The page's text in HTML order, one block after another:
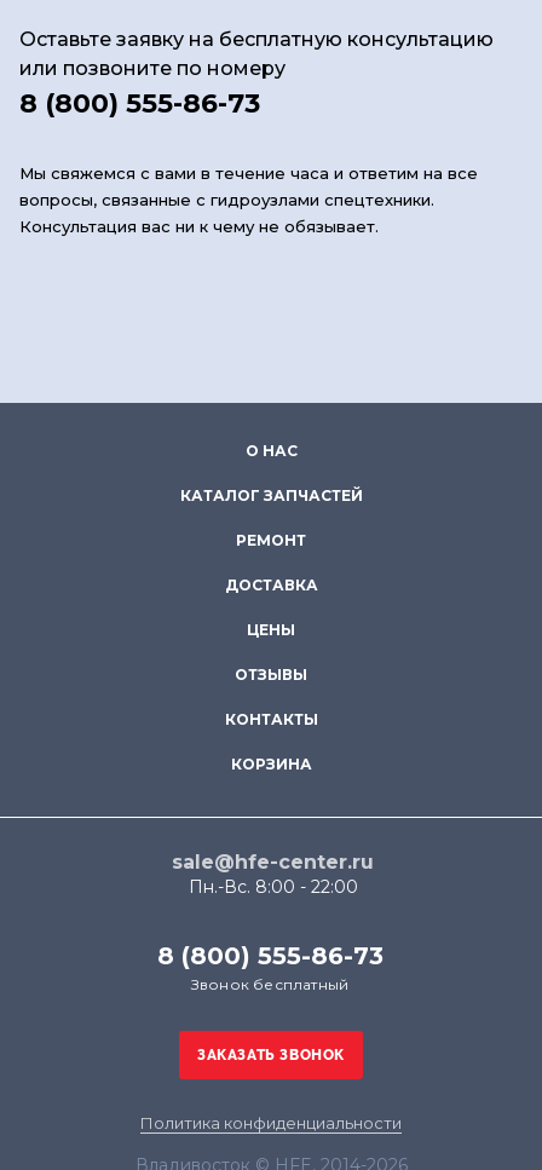
Оставьте заявку на бесплатную консультацию
или позвоните по номеру
8 (800) 555-86-73
Мы свяжемся с вами в течение часа и ответим на все
вопросы, связанные с гидроузлами спецтехники.
Консультация вас ни к чему не обязывает.
О НАС
КАТАЛОГ ЗАПЧАСТЕЙ
РЕМОНТ
ДОСТАВКА
ЦЕНЫ
ОТЗЫВЫ
КОНТАКТЫ
КОРЗИНА
sale@hfe-center.ru
Пн.-Вс. 8:00 - 22:00
8 (800) 555-86-73
Звонок бесплатный
Политика конфиденциальности
Владивосток © HFE, 2014-2026